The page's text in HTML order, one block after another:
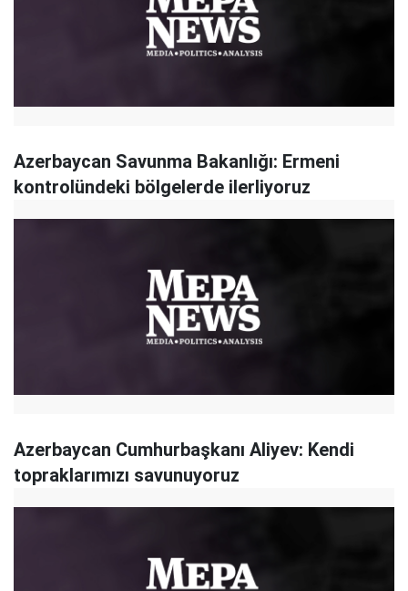
Azerbaycan Savunma Bakanlığı: Ermeni
kontrolündeki bölgelerde ilerliyoruz
Azerbaycan Cumhurbaşkanı Aliyev: Kendi
topraklarımızı savunuyoruz